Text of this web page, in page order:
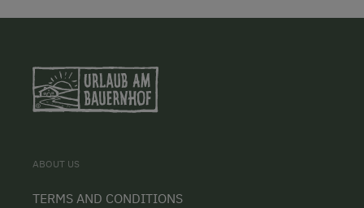
ABOUT US
TERMS AND CONDITIONS